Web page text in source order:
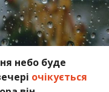
+11… +10
+9… +8 °С.